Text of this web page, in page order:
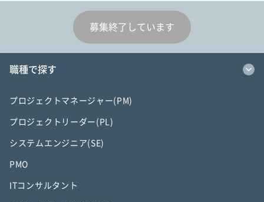
募集終了しています
職種で探す
プロジェクトマネージャー(PM)
プロジェクトリーダー(PL)
システムエンジニア(SE)
PMO
ITコンサルタント